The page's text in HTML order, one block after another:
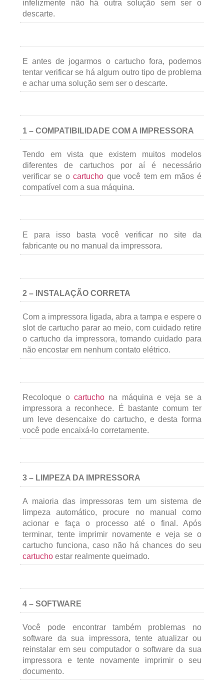
infelizmente não há outra solução sem ser o
descarte.
E antes de jogarmos o cartucho fora, podemos
tentar verificar se há algum outro tipo de problema
e achar uma solução sem ser o descarte.
1 – COMPATIBILIDADE COM A IMPRESSORA
Tendo em vista que existem muitos modelos
diferentes de cartuchos por aí é necessário
verificar se ocartucho que você tem em mãos é
compatível com a sua máquina.
E para isso basta você verificar no site da
fabricante ou no manual da impressora.
2 – INSTALAÇÃO CORRETA
Com a impressora ligada, abra a tampa e espere o
slot de cartucho parar ao meio, com cuidado retire
o cartucho da impressora, tomando cuidado para
não encostar em nenhum contato elétrico.
Recoloque ocartucho na máquina e veja se a
impressora a reconhece. É bastante comum ter
um leve desencaixe do cartucho, e desta forma
você pode encaixá-lo corretamente.
3 – LIMPEZA DA IMPRESSORA
A maioria das impressoras tem um sistema de
limpeza automático, procure no manual como
acionar e faça o processo até o final. Após
terminar, tente imprimir novamente e veja se o
cartucho funciona, caso não há chances do seu
cartucho estar realmente queimado.
4 – SOFTWARE
Você pode encontrar também problemas no
software da sua impressora, tente atualizar ou
reinstalar em seu computador o software da sua
impressora e tente novamente imprimir o seu
documento.